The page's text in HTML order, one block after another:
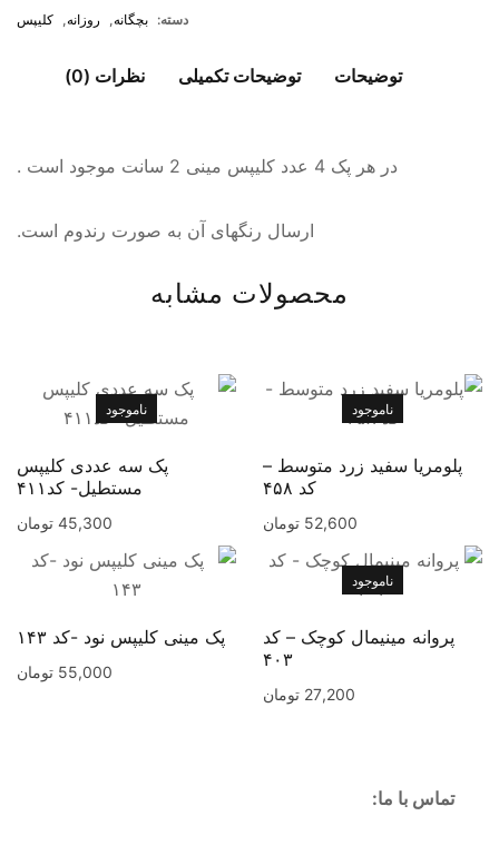
دسته: بچگانه روزانه کلیپس
توضیحات توضیحات تکمیلی نظرات (0)
در هر پک 4 عدد کلیپس مینی 2 سانت موجود است .
ارسال رنگهای آن به صورت رندوم است.
محصولات مشابه
ناموجود
پلومریا سفید زرد متوسط –
کد ۴۵۸
52,600 تومان
ناموجود
پک سه عددی کلیپس
مستطیل- کد۴۱۱
45,300 تومان
ناموجود
پروانه مینیمال کوچک – کد
۴۰۳
27,200 تومان
پک مینی کلیپس نود -کد ۱۴۳
55,000 تومان
تماس با ما: